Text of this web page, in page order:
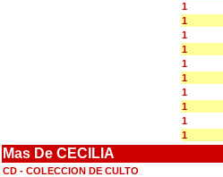
1
1
1
1
1
1
1
1
1
1
Mas De CECILIA
CD - COLECCION DE CULTO